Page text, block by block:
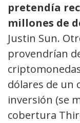
pretendía
millones de
Justin Sun.
provendrían
dólares de un
inversión (se
cobertura